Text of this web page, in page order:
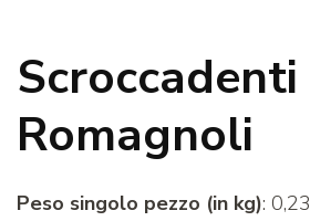
Scroccadenti
Romagnoli
Peso singolo pezzo (in kg): 0,23